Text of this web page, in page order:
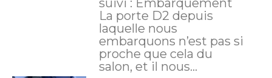
suivi : Embarquement
La porte D2 depuis
laquelle nous
embarquons n’est pas si
proche que cela du
salon, et il nous...